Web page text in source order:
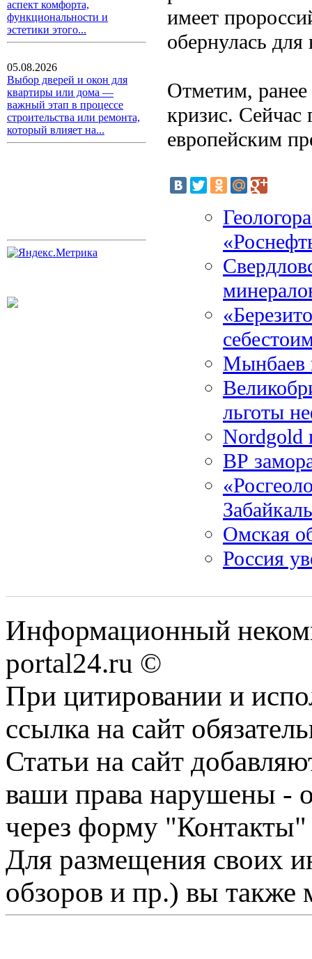
аспект комфорта,
функциональности и
эстетики этого...
05.08.2026
Выбор дверей и окон для
квартиры или дома —
важный этап в процессе
строительства или ремонта,
который влияет на...
имеет
обернулась
Отметим,
кризис. Сейчас
европейским
Мынбаев
льготы
Nordgold
ВР
Омская
Россия
Информационный
portal24.ru ©
При цитировании и
ссылка на сайт
Статьи на сайт
ваши права нарушены -
через форму "Контакты"
Для размещения своих
обзоров и пр.) вы также